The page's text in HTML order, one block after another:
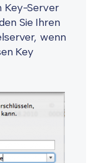
Key-Server
Sie Ihren
wenn
Key